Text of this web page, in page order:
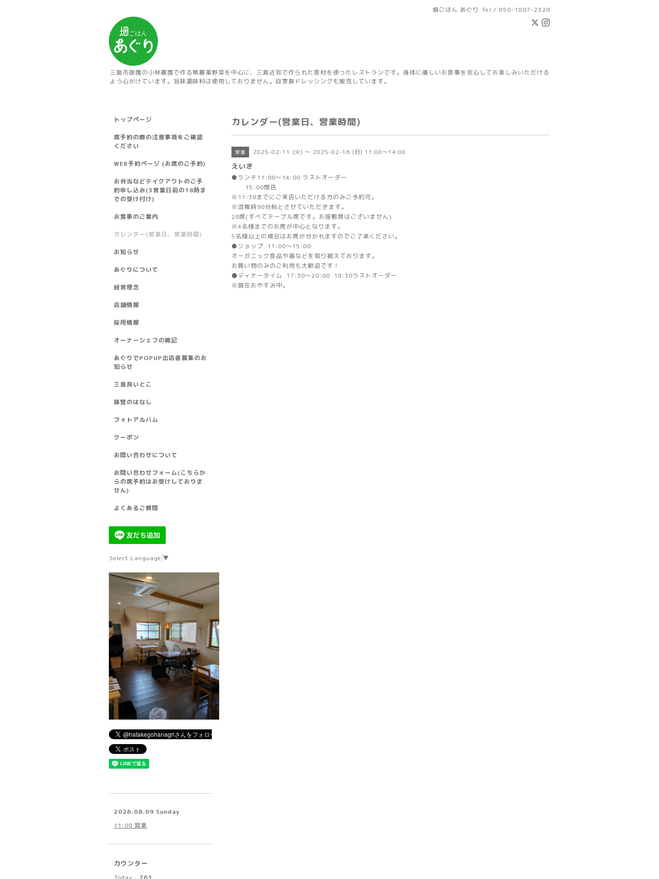
畑ごはん あぐり Tel / 050-1807-2320
三島市御園の小林農園で作る無農薬野菜を中心に、三島近郊で作られた食材を使ったレストランです。身体に優しいお食事を安心してお楽しみいただける
よう心がけています。旨味調味料は使用しておりません。自家製ドレッシングも販売しています。
カレンダー(営業日、営業時間)
営業 2025-02-11 (火) ～ 2025-02-16 (日) 11:00～14:00
えいき
●ランチ11:00～14:00 ラストオーダー
15:00閉店
※11:30までにご来店いただける方のみご予約可。
※混雑時90分制とさせていただきます。
28席(すべてテーブル席です。お座敷席はございません)
※4名様までのお席が中心となります。
5名様以上の場合はお席が分かれますのでご了承ください。
●ショップ 11:00～15:00
オーガニック食品や器などを取り揃えております。
お買い物のみのご利用も大歓迎です！
⚫ディナータイム 17:30～20:00 18:30ラストオーダー
※現在おやすみ中。
トップページ
席予約の際の注意事項をご確認
ください
WEB予約ページ (お席のご予約)
お弁当などテイクアウトのご予
約申し込み(3営業日前の18時ま
での受け付け)
お食事のご案内
カレンダー(営業日、営業時間)
お知らせ
あぐりについて
経営理念
店舗情報
採用情報
オーナーシェフの雑記
あぐりでPOPUP出店者募集のお
知らせ
三島良いとこ
味覚のはなし
フォトアルバム
クーポン
お問い合わせについて
お問い合わせフォーム(こちらか
らの席予約はお受けしておりま
せん)
よくあるご質問
Select Language ▼
2026.08.09 Sunday
11:00 営業
カウンター
Today : 761